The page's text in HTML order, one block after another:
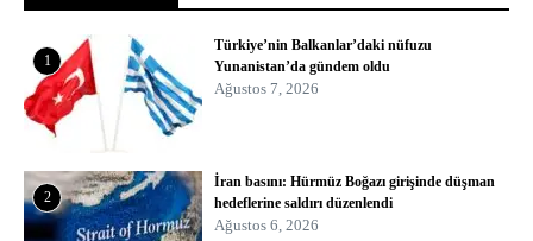
1
Türkiye’nin Balkanlar’daki nüfuzu
Yunanistan’da gündem oldu
Ağustos 7, 2026
2
İran basını: Hürmüz Boğazı girişinde düşman
hedeflerine saldırı düzenlendi
Ağustos 6, 2026